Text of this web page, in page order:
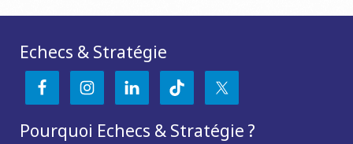
Echecs & Stratégie
Pourquoi Echecs & Stratégie ?